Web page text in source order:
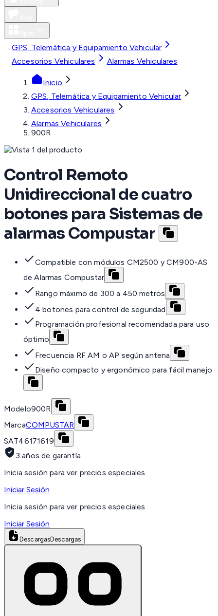
GPS, Telemática y Equipamiento Vehicular
Accesorios Vehiculares
Alarmas Vehiculares
Inicio
GPS, Telemática y Equipamiento Vehicular
Accesorios Vehiculares
Alarmas Vehiculares
900R
Control Remoto
Unidireccional de cuatro
botones para Sistemas de
alarmas Compustar
Compatible con módulos CM2500 y CM900-AS
de Alarmas Compustar
Rango máximo de 300 a 450 metros
4 botones para control de seguridad
Programación profesional recomendada para uso
óptimo
Frecuencia RF AM o AP según antena
Diseño compacto y ergonómico para fácil manejo
Modelo900R
MarcaCOMPUSTAR
SAT46171619
3 años de garantía
Inicia sesión para ver precios especiales
Iniciar Sesión
Inicia sesión para ver precios especiales
Iniciar Sesión
DescargasDescargas